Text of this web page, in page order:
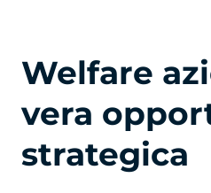
Welfare
vera
strategica